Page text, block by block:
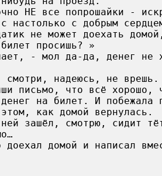
НЕ все попрошайки -
настолько с добрым
не может доехать
просишь? »
- мол да-да, денег не
надеюсь, не врешь.
письмо, что всё хорошо,
на билет. И побежала
как домой вернулась.
зашёл, смотрю, сидит
доехал домой и написал